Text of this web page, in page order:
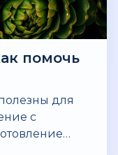
помочь
для
с